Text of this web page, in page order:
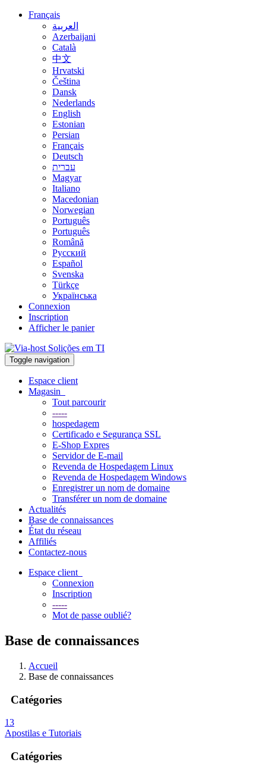
Français
العربية
Azerbaijani
Català
中文
Hrvatski
Čeština
Dansk
Nederlands
English
Estonian
Persian
Français
Deutsch
עברית
Magyar
Italiano
Macedonian
Norwegian
Português
Português
Română
Русский
Español
Svenska
Türkçe
Українська
Connexion
Inscription
Afficher le panier
Toggle navigation
Espace client
Magasin
Tout parcourir
-----
hospedagem
Certificado e Segurança SSL
E-Shop Expres
Servidor de E-mail
Revenda de Hospedagem Linux
Revenda de Hospedagem Windows
Enregistrer un nom de domaine
Transférer un nom de domaine
Actualités
Base de connaissances
État du réseau
Affiliés
Contactez-nous
Espace client
Connexion
Inscription
-----
Mot de passe oublié?
Base de connaissances
Accueil
Base de connaissances
Catégories
13
Apostilas e Tutoriais
Catégories